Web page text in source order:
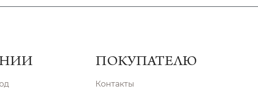
ПОКУПАТЕЛЮ
Контакты